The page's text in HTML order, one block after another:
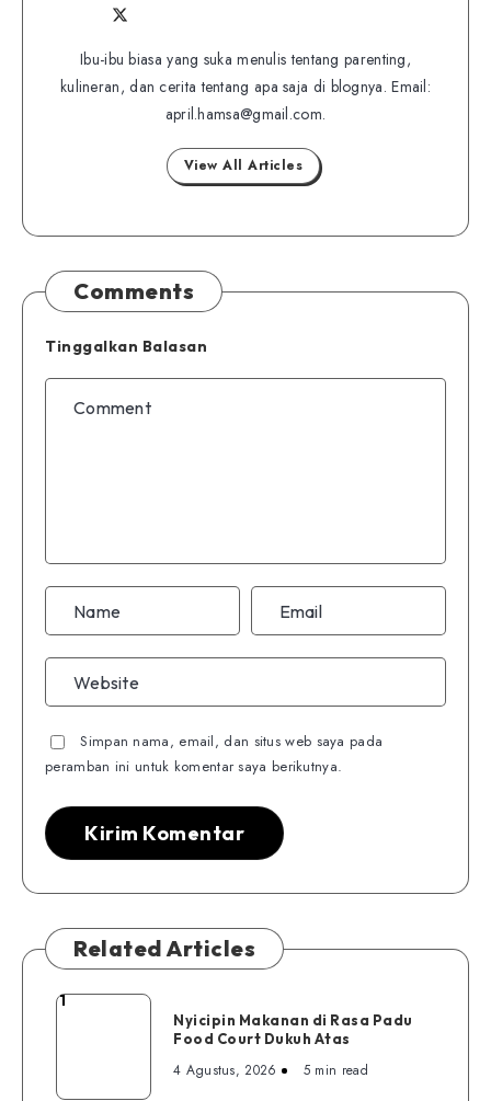
on
me
on
Facebook
Ibu-ibu biasa yang suka menulis tentang parenting,
kulineran, dan cerita tentang apa saja di blognya. Email:
april.hamsa@gmail.com.
View All Articles
Comments
Tinggalkan Balasan
Simpan nama, email, dan situs web saya pada
peramban ini untuk komentar saya berikutnya.
Related Articles
Nyicipin
1
Nyicipin Makanan di Rasa Padu
Food Court Dukuh Atas
4 Agustus, 2026 5 min read